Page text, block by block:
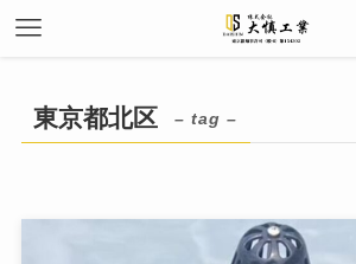
東京都北区 – tag –